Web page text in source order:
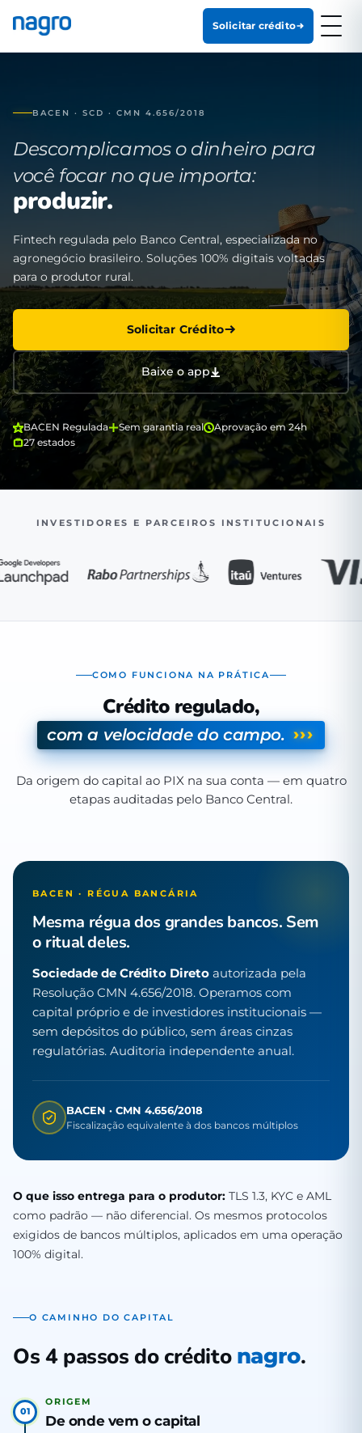
Solicitar crédito
BACEN · SCD · CMN 4.656/2018
Descomplicamos o dinheiro para
você focar no que importa:
produzir.
Fintech regulada pelo Banco Central, especializada no
agronegócio brasileiro. Soluções 100% digitais voltadas
para o produtor rural.
Solicitar Crédito
Baixe o app
BACEN Regulada Sem garantia real
Aprovação em 24h
27 estados
INVESTIDORES E PARCEIROS INSTITUCIONAIS
COMO FUNCIONA NA PRÁTICA
Crédito regulado,
com a velocidade do campo. ›››
Da origem do capital ao PIX na sua conta — em quatro
etapas auditadas pelo Banco Central.
BACEN · RÉGUA BANCÁRIA
Mesma régua dos grandes bancos. Sem
o ritual deles.
Sociedade de Crédito Direto autorizada pela
Resolução CMN 4.656/2018. Operamos com
capital próprio e de investidores institucionais —
sem depósitos do público, sem áreas cinzas
regulatórias. Auditoria independente anual.
BACEN · CMN 4.656/2018
Fiscalização equivalente à dos bancos múltiplos
O que isso entrega para o produtor: TLS 1.3, KYC e AML
como padrão — não diferencial. Os mesmos protocolos
exigidos de bancos múltiplos, aplicados em uma operação
100% digital.
O CAMINHO DO CAPITAL
Os 4 passos do crédito nagro.
01
ORIGEM
De onde vem o capital